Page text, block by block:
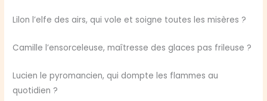
Lilon l’elfe des airs, qui vole et soigne toutes les misères ?
Camille l’ensorceleuse, maîtresse des glaces pas frileuse ?
Lucien le pyromancien, qui dompte les flammes au
quotidien ?